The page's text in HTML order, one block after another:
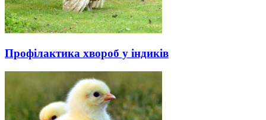
Профілактика хвороб у індиків